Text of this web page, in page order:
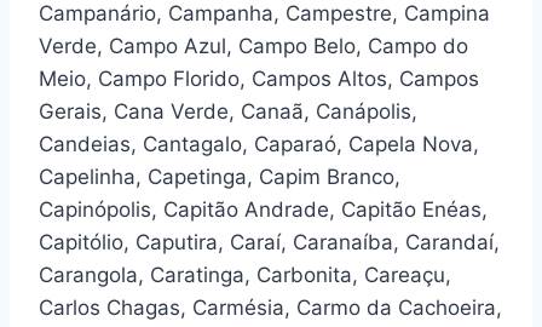
Campanário, Campanha, Campestre, Campina
Verde, Campo Azul, Campo Belo, Campo do
Meio, Campo Florido, Campos Altos, Campos
Gerais, Cana Verde, Canaã, Canápolis,
Candeias, Cantagalo, Caparaó, Capela Nova,
Capelinha, Capetinga, Capim Branco,
Capinópolis, Capitão Andrade, Capitão Enéas,
Capitólio, Caputira, Caraí, Caranaíba, Carandaí,
Carangola, Caratinga, Carbonita, Careaçu,
Carlos Chagas, Carmésia, Carmo da Cachoeira,